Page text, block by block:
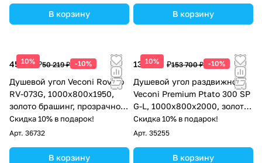
В корзину В корзину
10%
45 197 ₽50 219 ₽ -10%
Душевой угол Veconi Rovigo
RV-073G, 1000х800х1950,
золото брашинг, прозрачное
стекло
Скидка 10% в подарок!
Арт. 36732
В корзину
10%
138 330 ₽153 700 ₽ -10%
Душевой угол раздвижной
Veconi Premium Ptato 300 SP
G-L, 1000х800x2000, золото
брашированный, стекло
прозрачное
Скидка 10% в подарок!
Арт. 35255
В корзину